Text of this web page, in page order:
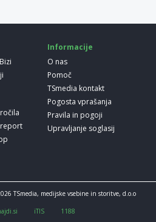
Informacije
O nas
Pomoč
TSmedia kontakt
Pogosta vprašanja
Pravila in pogoji
Upravljanje soglasij
TSmedia, medijske vsebine in storitve, d.o.o
iTIS 1188